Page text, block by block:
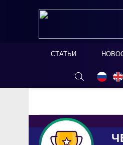
СТАТЬИ
ОНЛАЙН ТАБЛО